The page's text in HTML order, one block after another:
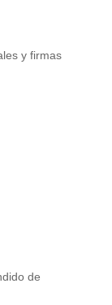
y firmas
de